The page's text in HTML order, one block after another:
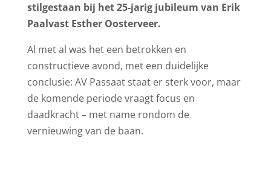
stilgestaan bij het 25-jarig jubileum van Erik
Paalvast Esther Oosterveer.
Al met al was het een betrokken en
constructieve avond, met een duidelijke
conclusie: AV Passaat staat er sterk voor, maar
de komende periode vraagt focus en
daadkracht – met name rondom de
vernieuwing van de baan.